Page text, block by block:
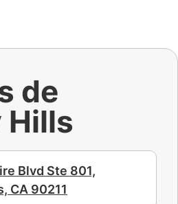
de
Hills
Blvd Ste 801,
CA 90211